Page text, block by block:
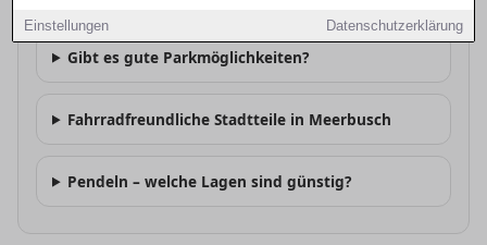
Einstellungen Datenschutzerklärung
Gibt es gute Parkmöglichkeiten?
Fahrradfreundliche Stadtteile in Meerbusch
Pendeln – welche Lagen sind günstig?